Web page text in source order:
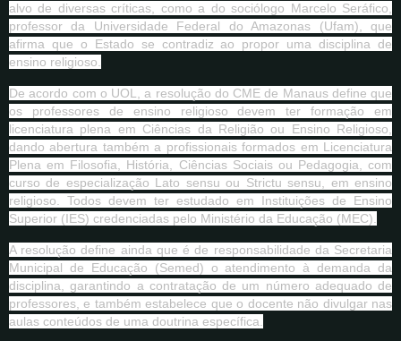
alvo de diversas críticas, como a do sociólogo Marcelo Seráfico,
professor da Universidade Federal do Amazonas (Ufam), que
afirma que o Estado se contradiz ao propor uma disciplina de
ensino religioso.
De acordo com o UOL, a resolução do CME de Manaus define que
os professores de ensino religioso devem ter formação em
licenciatura plena em Ciências da Religião ou Ensino Religioso,
dando abertura também a profissionais formados em Licenciatura
Plena em Filosofia, História, Ciências Sociais ou Pedagogia, com
curso de especialização Lato sensu ou Strictu sensu, em ensino
religioso. Todos devem ter estudado em Instituições de Ensino
Superior (IES) credenciadas pelo Ministério da Educação (MEC).
A resolução define ainda que é de responsabilidade da Secretaria
Municipal de Educação (Semed) o atendimento à demanda da
disciplina, garantindo a contratação de um número adequado de
professores, e também estabelece que o docente não divulgar nas
aulas conteúdos de uma doutrina específica.